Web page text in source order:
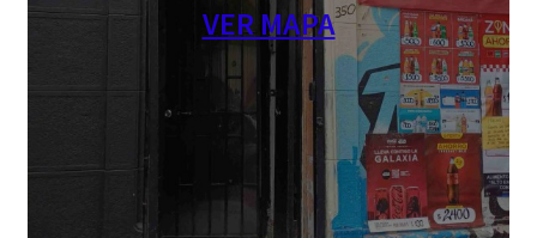
VER MAPA